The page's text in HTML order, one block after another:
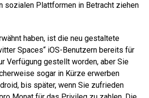
sozialen Plattformen in Betracht ziehen
haben, ist die neu gestaltete
Spaces“ iOS-Benutzern bereits für
Verfügung gestellt worden, aber Sie
sogar in Kürze erwerben
bis später, wenn Sie zufrieden